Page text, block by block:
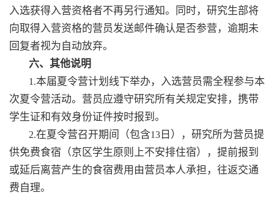
入选获得入营资格者不再另行通知。同时，研究生部将
向取得入营资格的营员发送邮件确认是否参营，逾期未
回复者视为自动放弃。
六、其他说明
1.本届夏令营计划线下举办，入选营员需全程参与本
次夏令营活动。营员应遵守研究所有关规定安排，携带
学生证和有效身份证件按时报到。
2.在夏令营召开期间（包含13日），研究所为营员提
供免费食宿（京区学生原则上不安排住宿），提前报到
或延后离营产生的食宿费用由营员本人承担，往返交通
费自理。